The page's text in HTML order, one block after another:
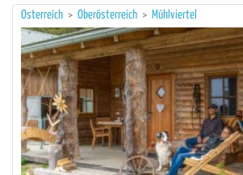
Österreich > Oberösterreich > Mühlviertel